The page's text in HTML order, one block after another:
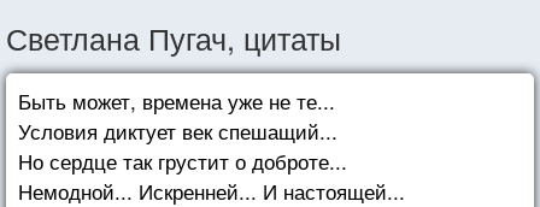
Светлана Пугач, цитаты
Быть может, времена уже не те...
Условия диктует век спешащий...
Но сердце так грустит о доброте...
Немодной... Искренней... И настоящей...